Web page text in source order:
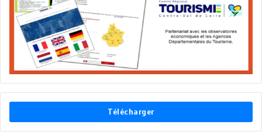
Télécharger